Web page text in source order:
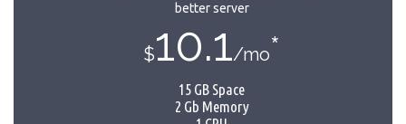
better server
$10.1/mo*
15 GB Space
2 Gb Memory